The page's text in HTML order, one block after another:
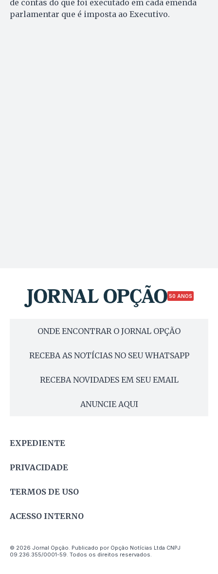
de contas do que foi executado em cada emenda
parlamentar que é imposta ao Executivo.
50 ANOS
ONDE ENCONTRAR O JORNAL OPÇÃO
RECEBA AS NOTÍCIAS NO SEU WHATSAPP
RECEBA NOVIDADES EM SEU EMAIL
ANUNCIE AQUI
EXPEDIENTE
PRIVACIDADE
TERMOS DE USO
ACESSO INTERNO
© 2026 Jornal Opção. Publicado por Opção Notícias Ltda CNPJ
09.236.355/0001-59. Todos os direitos reservados.